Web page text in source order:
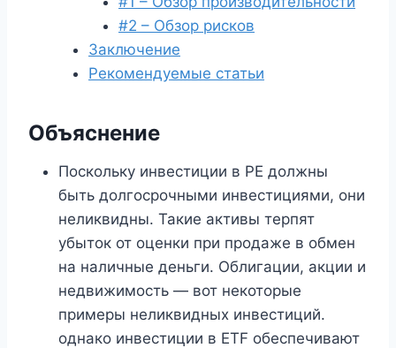
#2 – Обзор рисков
Заключение
Рекомендуемые статьи
Объяснение
Поскольку инвестиции в PE должны
быть долгосрочными инвестициями, они
неликвидны. Такие активы терпят
убыток от оценки при продаже в обмен
на наличные деньги. Облигации, акции и
недвижимость — вот некоторые
примеры неликвидных инвестиций.
однако инвестиции в ETF обеспечивают